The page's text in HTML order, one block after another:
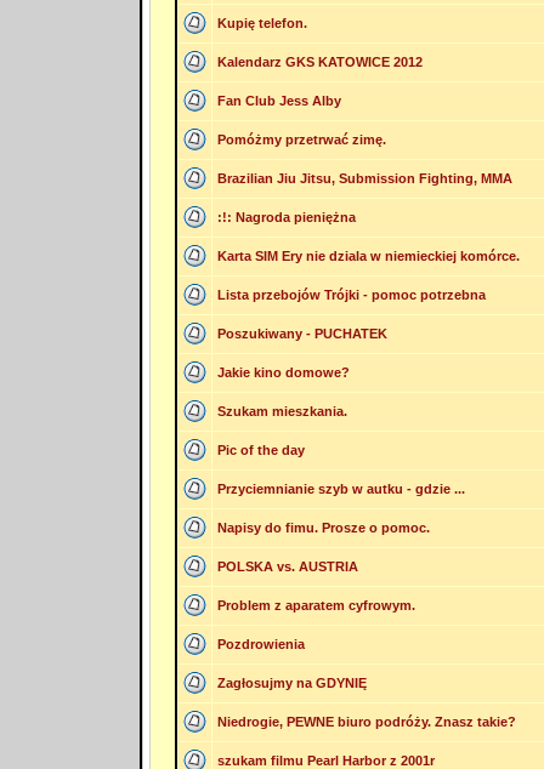
Kupię telefon.
Kalendarz GKS KATOWICE 2012
Fan Club Jess Alby
Pomóżmy przetrwać zimę.
Brazilian Jiu Jitsu, Submission Fighting, MMA
:!: Nagroda pieniężna
Karta SIM Ery nie dziala w niemieckiej komórce.
Lista przebojów Trójki - pomoc potrzebna
Poszukiwany - PUCHATEK
Jakie kino domowe?
Szukam mieszkania.
Pic of the day
Przyciemnianie szyb w autku - gdzie ...
Napisy do fimu. Prosze o pomoc.
POLSKA vs. AUSTRIA
Problem z aparatem cyfrowym.
Pozdrowienia
Zagłosujmy na GDYNIĘ
Niedrogie, PEWNE biuro podróży. Znasz takie?
szukam filmu Pearl Harbor z 2001r